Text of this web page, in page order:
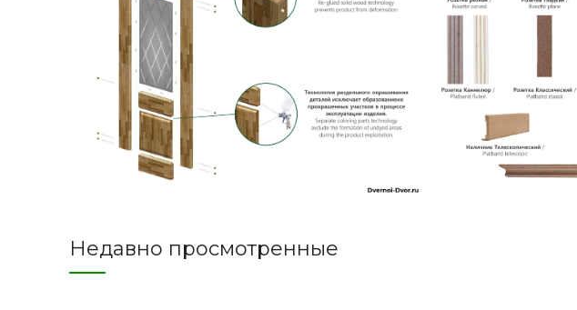
Недавно просмотренные